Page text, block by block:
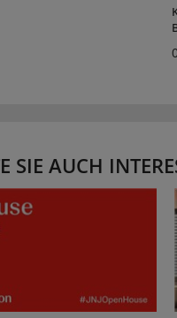
SIE AUCH